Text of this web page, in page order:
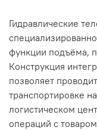
Гидравлические
функции подъёма,
Конструкция
позволяет
транспортировке
логистическом
операций с